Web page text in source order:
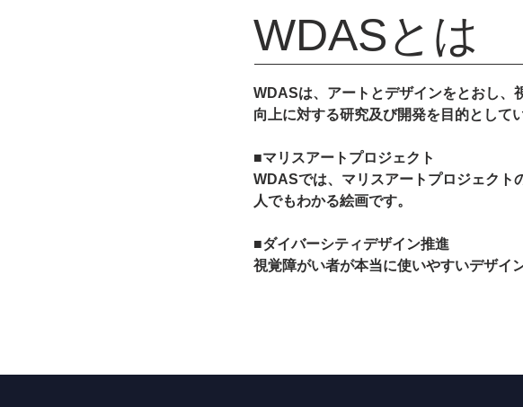
​WDASとは
WDASは、アートとデザインをとおし、
向上に対する研究及び開発を目的として
■マリスアートプロジェクト
WDASでは、マリスアートプロジェクト
人でもわかる絵画です。
■ダイバーシティデザイン推進
視覚障がい者が本当に使いやすいデザイ